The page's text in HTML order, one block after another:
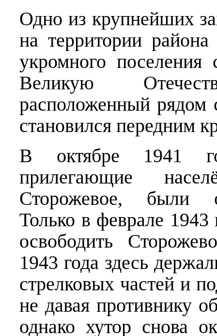
Одно из крупнейших
на территории
укромного
Великую
расположенный рядом
становился передним
В октябре 1941
прилегающие
Сторожевое, были
Только в феврале
освободить
1943 года здесь
стрелковых частей и
не давая противнику
однако хутор снова